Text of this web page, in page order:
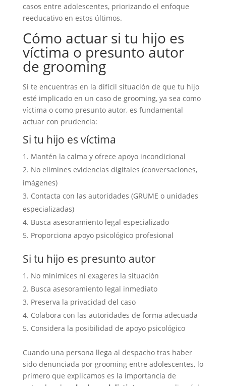
casos entre adolescentes, priorizando el enfoque
reeducativo en estos últimos.
Cómo actuar si tu hijo es
víctima o presunto autor
de grooming
Si te encuentras en la difícil situación de que tu hijo
esté implicado en un caso de grooming, ya sea como
víctima o como presunto autor, es fundamental
actuar con prudencia:
Si tu hijo es víctima
Mantén la calma y ofrece apoyo incondicional
No elimines evidencias digitales (conversaciones,
imágenes)
Contacta con las autoridades (GRUME o unidades
especializadas)
Busca asesoramiento legal especializado
Proporciona apoyo psicológico profesional
Si tu hijo es presunto autor
No minimices ni exageres la situación
Busca asesoramiento legal inmediato
Preserva la privacidad del caso
Colabora con las autoridades de forma adecuada
Considera la posibilidad de apoyo psicológico
Cuando una persona llega al despacho tras haber
sido denunciada por grooming entre adolescentes, lo
primero que explicamos es la importancia de